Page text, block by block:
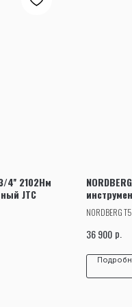
4'' 2102Нм
JTC
NORDBERG
36 900 р.